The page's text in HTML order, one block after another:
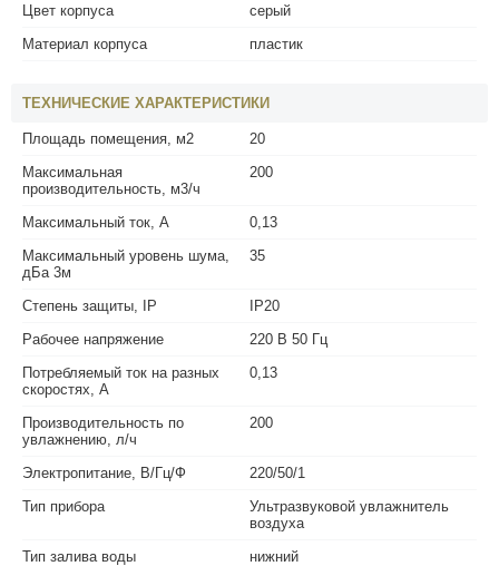
Цвет корпуса
серый
Материал корпуса
пластик
ТЕХНИЧЕСКИЕ ХАРАКТЕРИСТИКИ
Площадь помещения, м2
20
Максимальная
производительность, м3/ч
200
Максимальный ток, А
0,13
Максимальный уровень шума,
дБа 3м
35
Степень защиты, IP
IP20
Рабочее напряжение
220 В 50 Гц
Потребляемый ток на разных
скоростях, А
0,13
Производительность по
увлажнению, л/ч
200
Электропитание, В/Гц/Ф
220/50/1
Тип прибора
Ультразвуковой увлажнитель
воздуха
Тип залива воды
нижний